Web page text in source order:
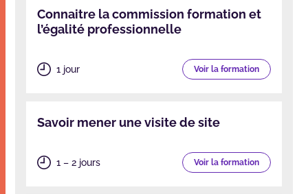
Connaitre la commission formation et
l’égalité professionnelle
1 jour Voir la formation
Savoir mener une visite de site
1 – 2 jours Voir la formation